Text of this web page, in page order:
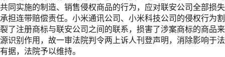
共同实施的制造、销售侵权商品的行为，应对联安公司全部损失
承担连带赔偿责任。小米通讯公司、小米科技公司的侵权行为割
裂了注册商标与联安公司之间的联系，损害了涉案商标的商品来
源识别作用，故一审法院判令两上诉人刊登声明，消除影响于法
有据，法院予以维持。